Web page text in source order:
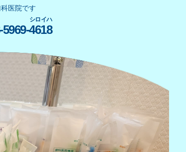
医院です
5969-4618
シロイハ